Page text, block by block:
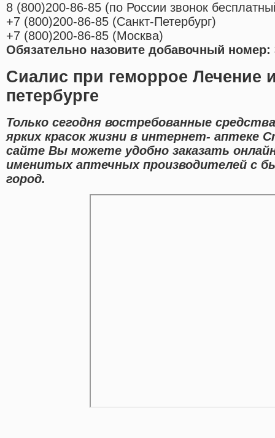
8 (800)200-86-85 (по России звонок
+7 (800)200-86-85 (Санкт-Петербург)
+7 (800)200-86-85 (Москва)
Обязательно назовите добавочный номер:
Сиалис при геморрое Лечение
петербурге
Только сегодня востребованные
ярких красок жизни в интернет- аптеке
сайте Вы можете удобно заказать
именитых аптечных производителей с
город.